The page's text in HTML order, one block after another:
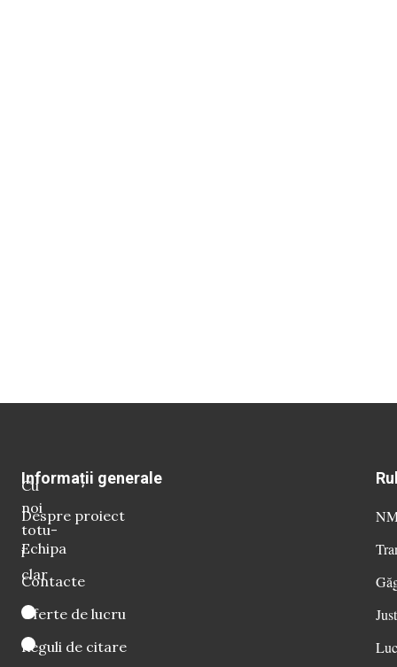
Cu
noi
totu-
i
clar
Informații generale
Despre proiect
Echipa
Contacte
Oferte de lucru
Reguli de citare